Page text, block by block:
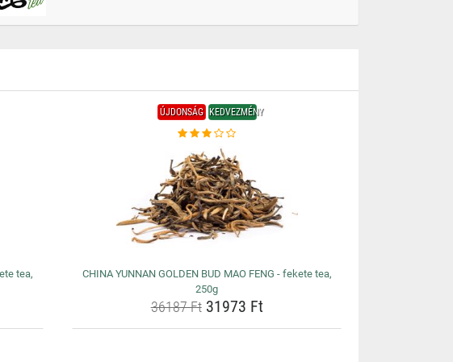
tea,
ÚJDONSÁG KEDVEZMÉNY
CHINA YUNNAN GOLDEN BUD MAO FENG - fekete tea,
250g
36187 Ft31973 Ft